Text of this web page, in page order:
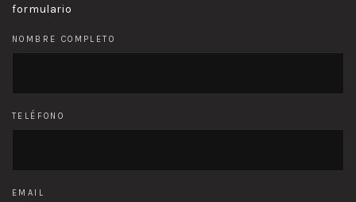
formulario
NOMBRE COMPLETO
TELÉFONO
EMAIL